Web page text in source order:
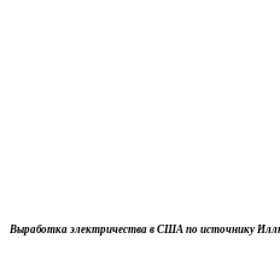
Выработка электричества в США по источнику